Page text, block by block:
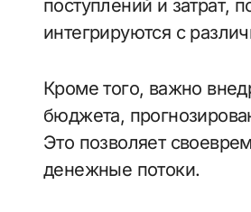
поступлений и затрат,
интегрируются с
Кроме того, важно
бюджета,
Это позволяет
денежные потоки.